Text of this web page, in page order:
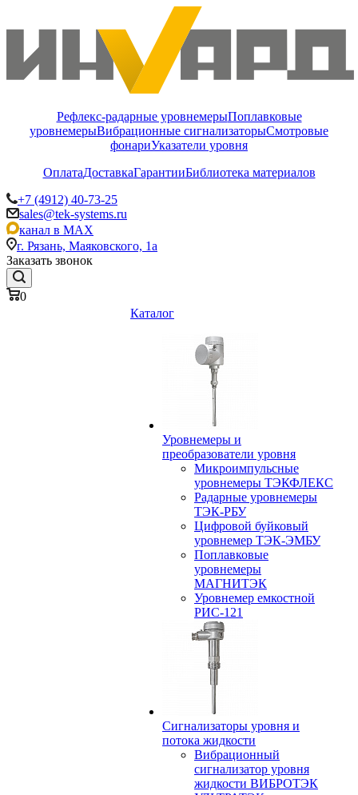
Рефлекс-радарные уровнемерыПоплавковые
уровнемерыВибрационные сигнализаторыСмотровые
фонариУказатели уровня
ОплатаДоставкаГарантииБиблиотека материалов
+7 (4912) 40-73-25
sales@tek-systems.ru
канал в MAX
г. Рязань, Маяковского, 1а
Заказать звонок
0
Каталог
Уровнемеры и
преобразователи уровня
Микроимпульсные
уровнемеры ТЭКФЛЕКС
Радарные уровнемеры
ТЭК-РБУ
Цифровой буйковый
уровнемер ТЭК-ЭМБУ
Поплавковые
уровнемеры
МАГНИТЭК
Уровнемер емкостной
РИС-121
Сигнализаторы уровня и
потока жидкости
Вибрационный
сигнализатор уровня
жидкости ВИБРОТЭК